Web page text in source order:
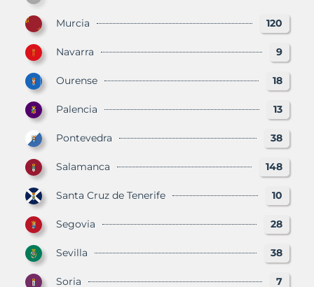
Murcia 120
Navarra 9
Ourense 18
Palencia 13
Pontevedra 38
Salamanca 148
Santa Cruz de Tenerife 10
Segovia 28
Sevilla 38
Soria 7